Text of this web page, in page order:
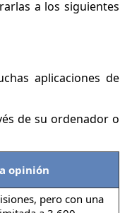
a los siguientes
aplicaciones de
de su ordenador o
opinión
pero con una